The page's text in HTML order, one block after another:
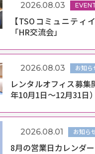
【TSOコミュニティ
「HR交流会」
2026.08.03
レンタルオフィス募集
年10月1日～12月31日）
2026.08.03 お知ら
8月の営業日カレンダー
2026.08.01 お知ら